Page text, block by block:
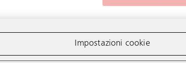
Impostazioni cookie